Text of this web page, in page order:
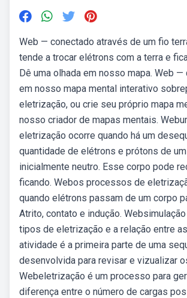
Web — conectado através de um fio
tende a trocar elétrons com a terra e
Dê uma olhada em nosso mapa. Web —
em nosso mapa mental interativo
eletrização, ou crie seu próprio mapa
nosso criador de mapas mentais.
eletrização ocorre quando há um
quantidade de elétrons e prótons de
inicialmente neutro. Esse corpo pode
ficando. Webos processos de
quando elétrons passam de um corpo
Atrito, contato e indução.
tipos de eletrização e a relação entre
atividade é a primeira parte de uma
desenvolvida para revisar e vizualizar
Webeletrização é um processo para
diferença entre o número de cargas